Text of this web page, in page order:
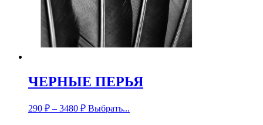
ЧЕРНЫЕ ПЕРЬЯ
290 ₽ – 3480 ₽ Выбрать...